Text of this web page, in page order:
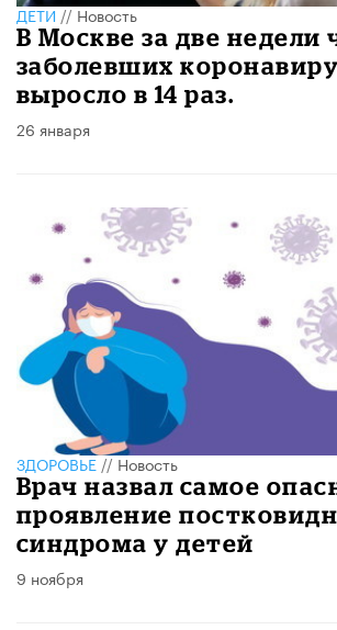
ДЕТИ//Новость
В Москве за две недели
заболевших
выросло в 14 раз.
26 января
ЗДОРОВЬЕ//Новость
Врач назвал самое
проявление
синдрома у детей
9 ноября